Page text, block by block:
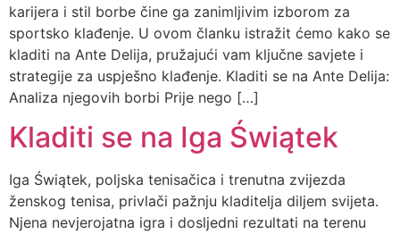
karijera i stil borbe čine ga zanimljivim izborom za
sportsko klađenje. U ovom članku istražit ćemo kako se
kladiti na Ante Delija, pružajući vam ključne savjete i
strategije za uspješno klađenje. Kladiti se na Ante Delija:
Analiza njegovih borbi Prije nego […]
Kladiti se na Iga Świątek
Iga Świątek, poljska tenisačica i trenutna zvijezda
ženskog tenisa, privlači pažnju kladitelja diljem svijeta.
Njena nevjerojatna igra i dosljedni rezultati na terenu